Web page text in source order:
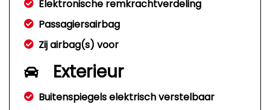
Elektronische remkrachtverdeling
Passagiersairbag
Zij airbag(s) voor
Exterieur
Buitenspiegels elektrisch verstelbaar